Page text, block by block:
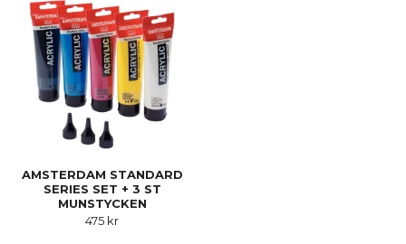
AMSTERDAM STANDARD
SERIES SET + 3 ST
MUNSTYCKEN
475 kr